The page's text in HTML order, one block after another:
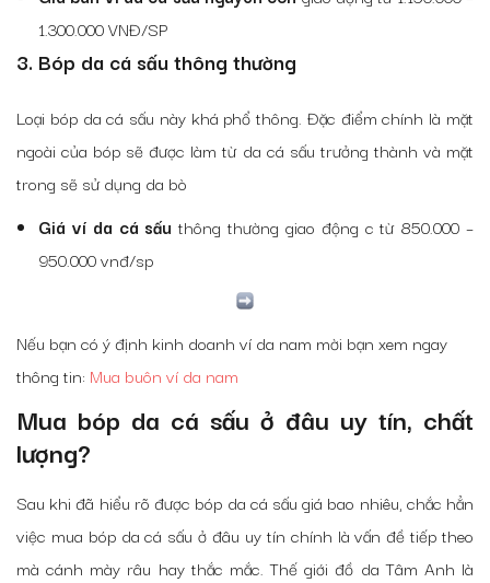
1.300.000 VNĐ/SP
3. Bóp da cá sấu thông thường
Loại bóp da cá sấu này khá phổ thông. Đặc điểm chính là mặt
ngoài của bóp sẽ được làm từ da cá sấu trưởng thành và mặt
trong sẽ sử dụng da bò
Giá ví da cá sấu thông thường giao động c từ 850.000 –
950.000 vnđ/sp
Nếu bạn có ý định kinh doanh ví da nam mời bạn xem ngay
thông tin: Mua buôn ví da nam
Mua bóp da cá sấu ở đâu uy tín, chất
lượng?
Sau khi đã hiểu rõ được bóp da cá sấu giá bao nhiêu, chắc hẳn
việc mua bóp da cá sấu ở đâu uy tín chính là vấn đề tiếp theo
mà cánh mày râu hay thắc mắc. Thế giới đồ da Tâm Anh là